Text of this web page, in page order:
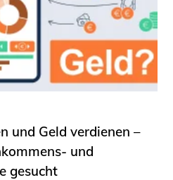
und Geld verdienen –
und
gesucht